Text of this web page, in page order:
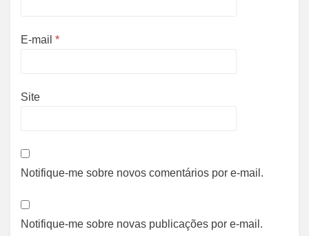
E-mail *
Site
Notifique-me sobre novos comentários por e-mail.
Notifique-me sobre novas publicações por e-mail.